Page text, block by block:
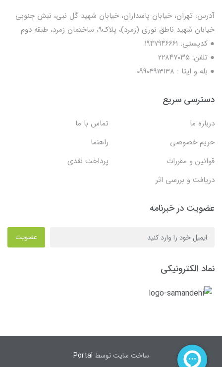
آدرس: تهران، خیابان پاسداران، خیابان شهید گل نبی، نبش جنوبی
خیابان شهید ناطق نوری (زمرد)، پلاک9، ساختمان زمرد، طبقه دوم
● کدپستی: ۱۹۴۷۹۴۶۶۶۱
● تلفن: ٢٢٨۴٧۰۳۵
● بله و ایتا : 09904913138
دسترسی سریع
درباره ما
تماس با ما
حریم خصوصی
راهنما
قوانین و مقررات
پرداخت نقدی
دریافت و بررسی اثر
عضویت در خبرنامه
عضویت
نماد الکترونیکی
ساخت سایت توسط Portal